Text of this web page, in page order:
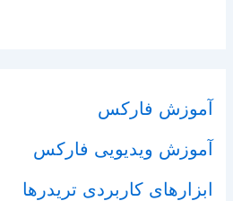
آموزش فارکس
آموزش ویدیویی فارکس
ابزارهای کاربردی تریدرها